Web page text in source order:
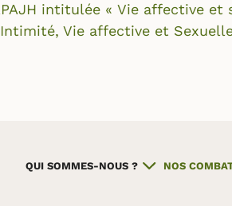
intitulée « Vie affective
Vie affective et
QUI SOMMES-NOUS ? NOS